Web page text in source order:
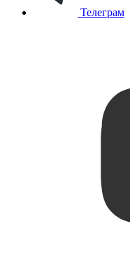
Телеграм